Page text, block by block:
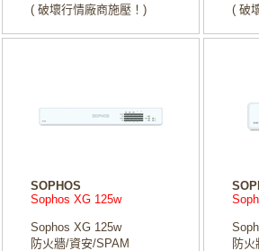
( 破壞行情廠商施壓！)
( 破
SOPHOS
Sophos XG 125w
Sophos XG 125w
防火牆/資安/SPAM
防火